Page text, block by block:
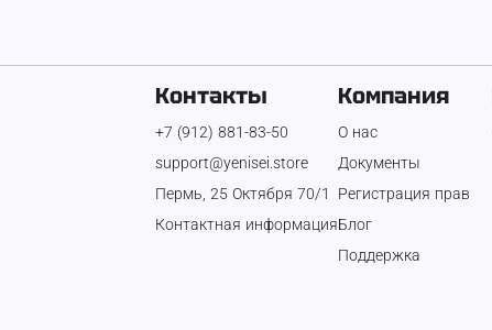
Контакты
+7 (912) 881-83-50
support@yenisei.store
Пермь, 25 Октября 70/1
Контактная информация
Компания
О нас
Документы
Регистрация прав
Блог
Поддержка